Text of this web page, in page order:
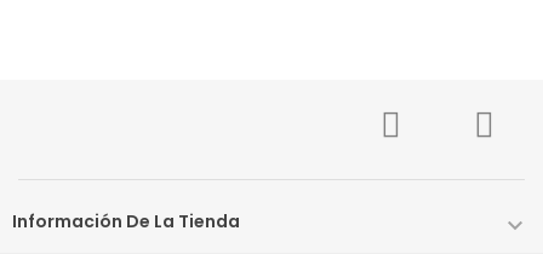
Información De La Tienda 